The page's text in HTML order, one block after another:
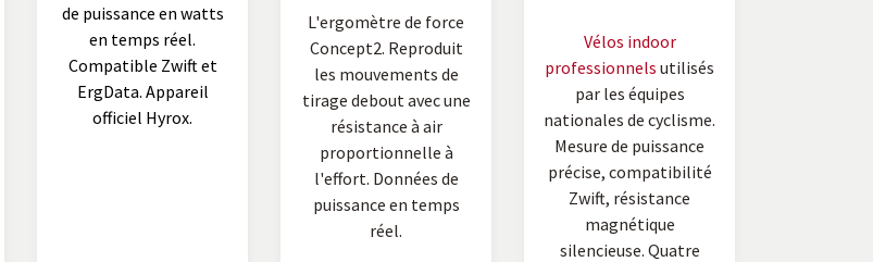
de puissance en watts
en temps réel.
Compatible Zwift et
ErgData. Appareil
officiel Hyrox.
L'ergomètre de force
Concept2. Reproduit
les mouvements de
tirage debout avec une
résistance à air
proportionnelle à
l'effort. Données de
puissance en temps
réel.
Vélos indoor
professionnels utilisés
par les équipes
nationales de cyclisme.
Mesure de puissance
précise, compatibilité
Zwift, résistance
magnétique
silencieuse. Quatre